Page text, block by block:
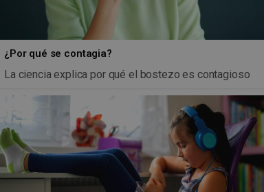
¿Por qué se contagia?
La ciencia explica por qué el bostezo es contagioso